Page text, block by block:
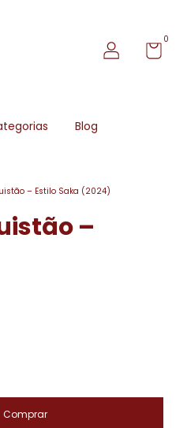
0
Blog
– Estilo Saka (2024)
–